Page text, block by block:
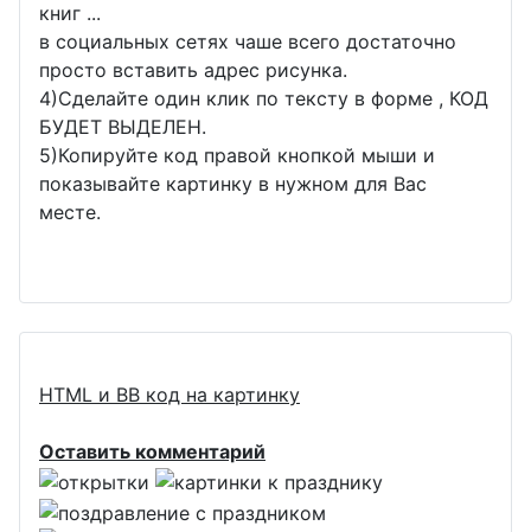
книг ...
в социальных сетях чаше всего достаточно
просто вставить адрес рисунка.
4)Сделайте один клик по тексту в форме , КОД
БУДЕТ ВЫДЕЛЕН.
5)Копируйте код правой кнопкой мыши и
показывайте картинку в нужном для Вас
месте.
HTML и BB код на картинку
Оставить комментарий